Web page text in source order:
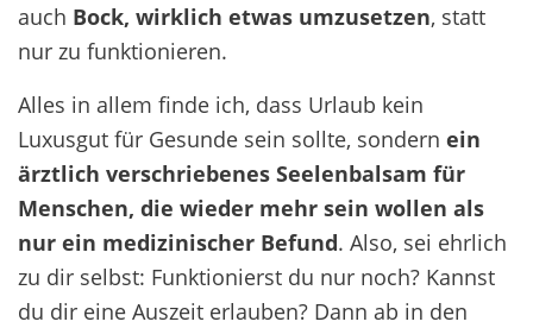
auch Bock, wirklich etwas umzusetzen, statt
nur zu funktionieren.
Alles in allem finde ich, dass Urlaub kein
Luxusgut für Gesunde sein sollte, sondern ein
ärztlich verschriebenes Seelenbalsam für
Menschen, die wieder mehr sein wollen als
nur ein medizinischer Befund. Also, sei ehrlich
zu dir selbst: Funktionierst du nur noch? Kannst
du dir eine Auszeit erlauben? Dann ab in den